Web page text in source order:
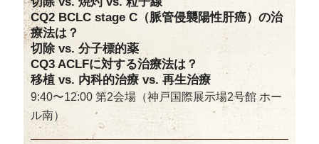
CQ2 BCLC stage C（脈管侵襲陽性肝癌）の治
療法は？
切除 vs. 分子標的薬
CQ3 ACLFに対する治療法は？
移植 vs. 内科的治療 vs. 再生治療
9:40〜12:00 第2会場（神戸国際展示場2号館 ホー
ル南）